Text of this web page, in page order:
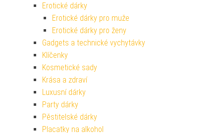
Erotické dárky
Erotické dárky pro muže
Erotické dárky pro ženy
Gadgets a technické vychytávky
Klíčenky
Kosmetické sady
Krása a zdraví
Luxusní dárky
Party dárky
Pěstitelské dárky
Placatky na alkohol